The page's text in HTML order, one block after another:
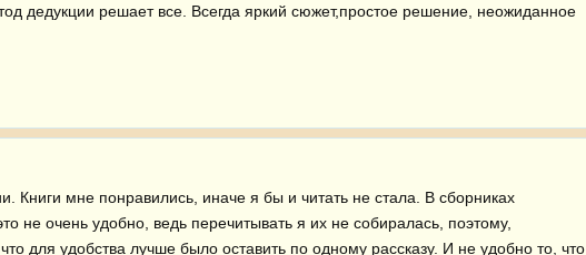
дедукции решает все. Всегда яркий сюжет,простое решение, неожиданное
Книги мне понравились, иначе я бы и читать не стала. В сборниках
не очень удобно, ведь перечитывать я их не собиралась, поэтому,
для удобства лучше было оставить по одному рассказу. И не удобно то, что